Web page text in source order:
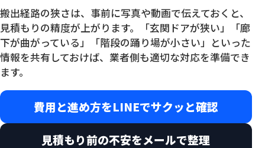
搬出経路の狭さは、事前に写真や動画で伝えておくと、
見積もりの精度が上がります。「玄関ドアが狭い」「廊
下が曲がっている」「階段の踊り場が小さい」といった
情報を共有しておけば、業者側も適切な対応を準備でき
ます。
費用と進め方をLINEでサクッと確認
見積もり前の不安をメールで整理